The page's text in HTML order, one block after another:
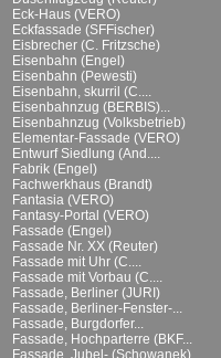
Eck-Haus (VERO)
Eckfassade (SFFischer)
Eisbrecher (C. Fritzsche)
Eisenbahn (Engel)
Eisenbahn (Pewesti)
Eisenbahn, skurril (C....
Eisenbahnzug (BERBIS)...
Eisenbahnzug (Volksbetrieb)
Elementar-Fassade (VERO)
Entwurf Siedlung (And....
Fabrik (Engel)
Fachwerkhaus (Brandt)
Fantasia (VERO)
Fantasy-Portal (VERO)
Fassade (Engel)
Fassade Nr. XX (Reuter)
Fassade mit Uhr (C....
Fassade mit Vorbau (C....
Fassade, Berliner (JURI)
Fassade, Berliner-Fenster-...
Fassade, Burgdorfer...
Fassade, Hochparterre (BKF...
Fassade, Jubel- (Schowanek)